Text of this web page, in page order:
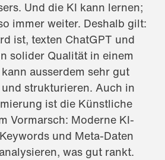
Und die KI kann lernen;
immer weiter. Deshalb gilt:
ist, texten ChatGPT und
solider Qualität in einem
ausserdem sehr gut
strukturieren. Auch in
ist die Künstliche
Vormarsch: Moderne KI-
und Meta-Daten
was gut rankt.